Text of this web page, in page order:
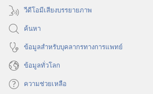
วีดีโอมีเสียงบรรยายภาพ
ค้นหา
ข้อมูล​สำหรับ​บุคลากร​ทาง​การ​แพทย์
ข้อมูล​ทั่ว​โลก
ความช่วยเหลือ